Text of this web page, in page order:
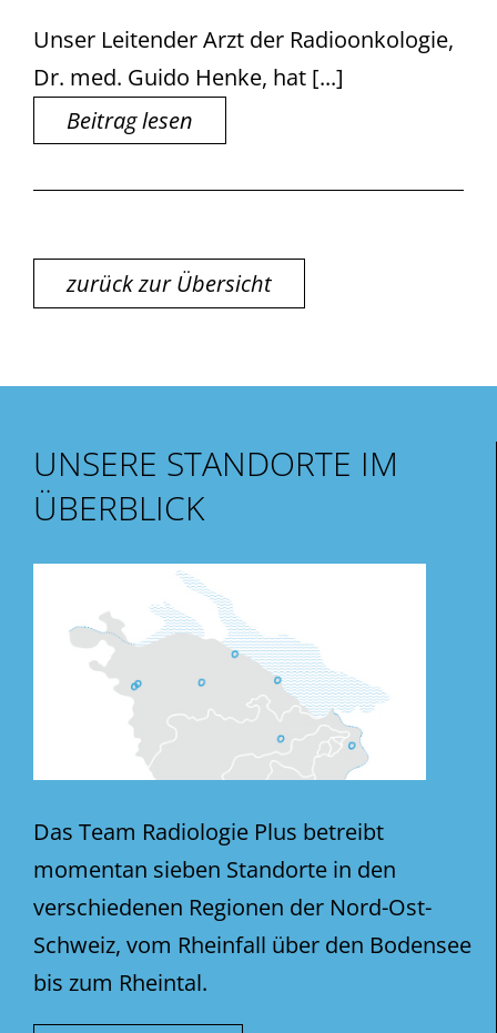
Unser Leitender Arzt der Radioonkologie,
Dr. med. Guido Henke, hat [...]
Beitrag lesen
zurück zur Übersicht
UNSERE STANDORTE IM
ÜBERBLICK
Das Team Radiologie Plus betreibt
momentan sieben Standorte in den
verschiedenen Regionen der Nord-Ost-
Schweiz, vom Rheinfall über den Bodensee
bis zum Rheintal.